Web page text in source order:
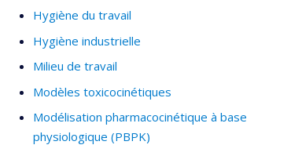
Hygiène du travail
Hygiène industrielle
Milieu de travail
Modèles toxicocinétiques
Modélisation pharmacocinétique à base
physiologique (PBPK)